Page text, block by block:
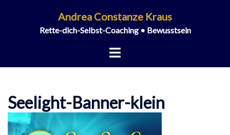
Andrea Constanze Kraus
Rette-dich-Selbst-Coaching • Bewusstsein
Menü
Seelight-Banner-klein